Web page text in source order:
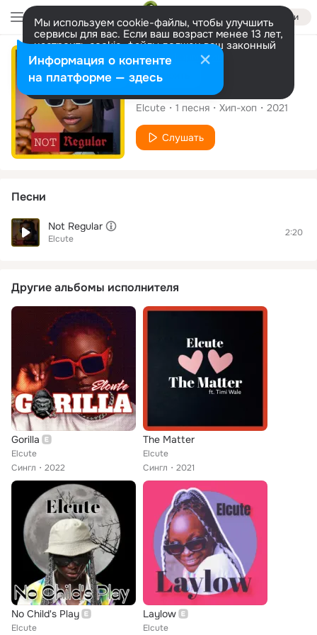
Войти
Мы используем cookie-файлы, чтобы улучшить
сервисы для вас. Если ваш возраст менее 13 лет,
настроить cookie-файлы должен ваш законный
представитель. Больше информации
Разрешить все Настроить
Сингл
Not Regular
Elcute 1 песня Хип-хоп 2021
Слушать
Песни
Not Regular
Elcute
2:20
Другие альбомы исполнителя
Gorilla
Elcute
Сингл
2022
The Matter
Elcute
Сингл
2021
No Child's Play
Elcute
Laylow
Elcute
Информация о контенте
на платформе — здесь